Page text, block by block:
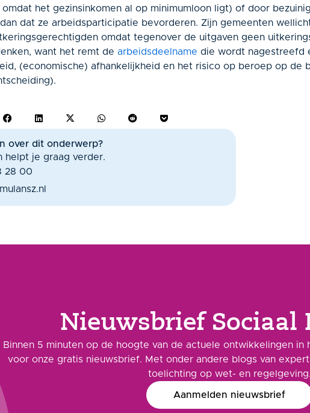
het gezinsinkomen al op minimumloon ligt) of door
dat ze arbeidsparticipatie bevorderen. Zijn gemeenten
omdat tegenover de uitgaven geen
want het remt de arbeidsdeelname die wordt nagestreefd
(economische) afhankelijkheid en het risico op beroep op de
over dit onderwerp?
helpt je graag verder.
28 00
Nieuwsbrief Sociaal
Binnen 5 minuten op de hoogte van de actuele ontwikkelingen in
voor onze gratis nieuwsbrief. Met onder andere blogs van
toelichting op wet- en regelgeving.
Aanmelden nieuwsbrief